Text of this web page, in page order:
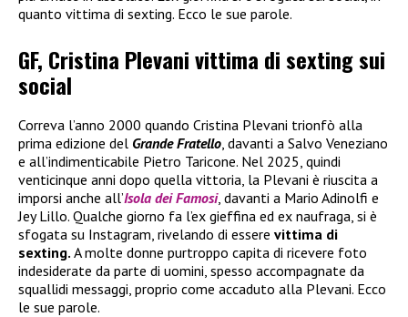
quanto vittima di sexting. Ecco le sue parole.
GF, Cristina Plevani vittima di sexting sui
social
Correva l’anno 2000 quando Cristina Plevani trionfò alla
prima edizione del Grande Fratello , davanti a Salvo Veneziano
e all’indimenticabile Pietro Taricone. Nel 2025, quindi
venticinque anni dopo quella vittoria, la Plevani è riuscita a
imporsi anche all’Isola dei Famosi, davanti a Mario Adinolfi e
Jey Lillo. Qualche giorno fa l’ex gieffina ed ex naufraga, si è
sfogata su Instagram, rivelando di essere vittima di
sexting. A molte donne purtroppo capita di ricevere foto
indesiderate da parte di uomini, spesso accompagnate da
squallidi messaggi, proprio come accaduto alla Plevani. Ecco
le sue parole.